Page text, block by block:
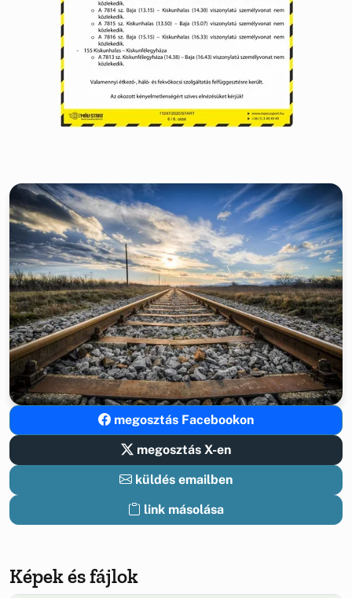
megosztás Facebookon
megosztás X-en
küldés emailben
link másolása
Képek és fájlok